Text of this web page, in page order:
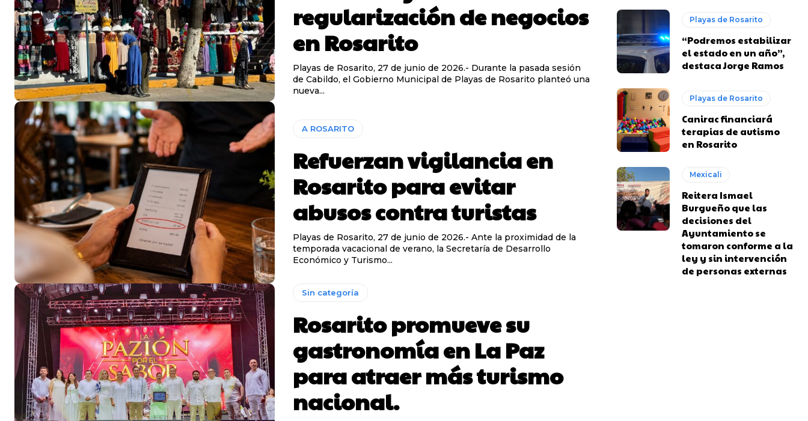
regularización de negocios
en Rosarito
Playas de Rosarito, 27 de junio de 2026.- Durante la pasada sesión
de Cabildo, el Gobierno Municipal de Playas de Rosarito planteó una
nueva...
A ROSARITO
Refuerzan vigilancia en
Rosarito para evitar
abusos contra turistas
Playas de Rosarito, 27 de junio de 2026.- Ante la proximidad de la
temporada vacacional de verano, la Secretaría de Desarrollo
Económico y Turismo...
Sin categoría
Rosarito promueve su
gastronomía en La Paz
para atraer más turismo
nacional.
Playas de Rosarito
“Podremos estabilizar
el estado en un año”,
destaca Jorge Ramos
Playas de Rosarito
Canirac financiará
terapias de autismo
en Rosarito
Mexicali
Reitera Ismael
Burgueño que las
decisiones del
Ayuntamiento se
tomaron conforme a la
ley y sin intervención
de personas externas